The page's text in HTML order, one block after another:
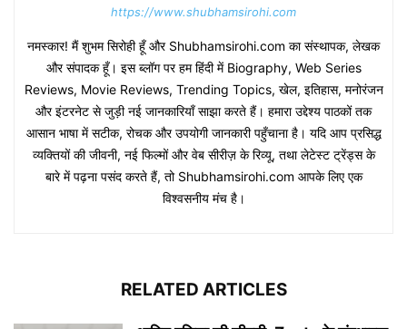
https://www.shubhamsirohi.com
नमस्कार! मैं शुभम सिरोही हूँ और Shubhamsirohi.com का संस्थापक, लेखक
और संपादक हूँ। इस ब्लॉग पर हम हिंदी में Biography, Web Series
Reviews, Movie Reviews, Trending Topics, खेल, इतिहास, मनोरंजन
और इंटरनेट से जुड़ी नई जानकारियाँ साझा करते हैं। हमारा उद्देश्य पाठकों तक
आसान भाषा में सटीक, रोचक और उपयोगी जानकारी पहुँचाना है। यदि आप प्रसिद्ध
व्यक्तियों की जीवनी, नई फिल्मों और वेब सीरीज़ के रिव्यू, तथा लेटेस्ट ट्रेंड्स के
बारे में पढ़ना पसंद करते हैं, तो Shubhamsirohi.com आपके लिए एक
विश्वसनीय मंच है।
RELATED ARTICLES